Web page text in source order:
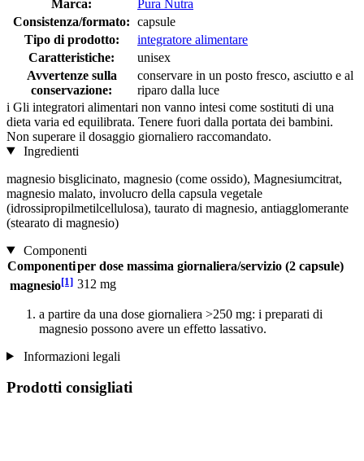
Marca:
Pura Nutra
Consistenza/formato: capsule
Tipo di prodotto:
integratore alimentare
Caratteristiche:
unisex
Avvertenze sulla
conservazione:
conservare in un posto fresco, asciutto e al
riparo dalla luce
i Gli integratori alimentari non vanno intesi come sostituti di una
dieta varia ed equilibrata. Tenere fuori dalla portata dei bambini.
Non superare il dosaggio giornaliero raccomandato.
Ingredienti
magnesio bisglicinato, magnesio (come ossido), Magnesiumcitrat,
magnesio malato, involucro della capsula vegetale
(idrossipropilmetilcellulosa), taurato di magnesio, antiagglomerante
(stearato di magnesio)
Componenti
Componentiper dose massima giornaliera/servizio (2 capsule)
magnesio[1] 312 mg
a partire da una dose giornaliera >250 mg: i preparati di
magnesio possono avere un effetto lassativo.
Informazioni legali
Prodotti consigliati